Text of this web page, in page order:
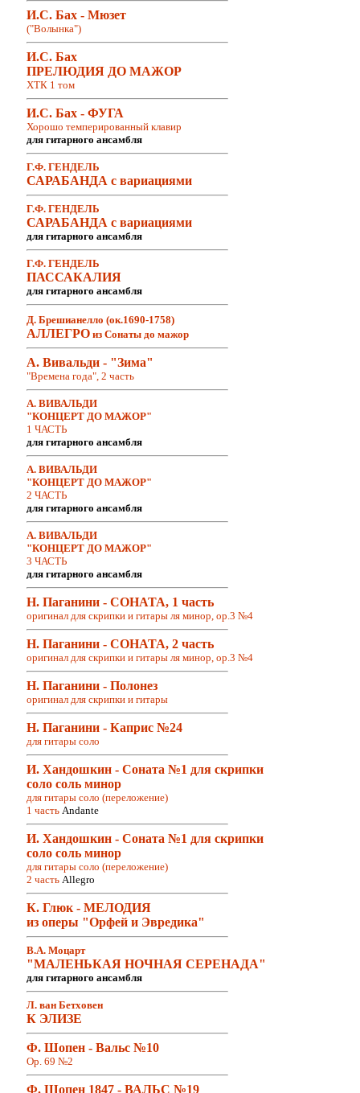
И.С. Бах - Мюзет
("Волынка")
И.С. Бах
ПРЕЛЮДИЯ ДО МАЖОР
ХТК 1 том
И.С. Бах - ФУГА
Хорошо темперированный клавир
для гитарного ансамбля
Г.Ф. ГЕНДЕЛЬ
САРАБАНДА с вариациями
Г.Ф. ГЕНДЕЛЬ
САРАБАНДА с вариациями
для гитарного ансамбля
Г.Ф. ГЕНДЕЛЬ
ПАССАКАЛИЯ
для гитарного ансамбля
Д. Брешианелло (ок.1690-1758)
АЛЛЕГРО из Сонаты до мажор
А. Вивальди - "Зима"
"Времена года", 2 часть
А. ВИВАЛЬДИ
"КОНЦЕРТ ДО МАЖОР"
1 ЧАСТЬ
для гитарного ансамбля
А. ВИВАЛЬДИ
"КОНЦЕРТ ДО МАЖОР"
2 ЧАСТЬ
для гитарного ансамбля
А. ВИВАЛЬДИ
"КОНЦЕРТ ДО МАЖОР"
3 ЧАСТЬ
для гитарного ансамбля
Н. Паганини - СОНАТА, 1 часть
оригинал для скрипки и гитары ля минор, op.3 №4
Н. Паганини - СОНАТА, 2 часть
оригинал для скрипки и гитары ля минор, op.3 №4
Н. Паганини - Полонез
оригинал для скрипки и гитары
Н. Паганини - Каприс №24
для гитары соло
И. Хандошкин - Соната №1 для скрипки
соло соль минор
для гитары соло (переложение)
1 часть Andante
И. Хандошкин - Соната №1 для скрипки
соло соль минор
для гитары соло (переложение)
2 часть Allegro
К. Глюк - МЕЛОДИЯ
из оперы "Орфей и Эвредика"
В.А. Моцарт
"МАЛЕНЬКАЯ НОЧНАЯ СЕРЕНАДА"
для гитарного ансамбля
Л. ван Бетховен
К ЭЛИЗЕ
Ф. Шопен - Вальс №10
Op. 69 №2
Ф. Шопен 1847 - ВАЛЬС №19